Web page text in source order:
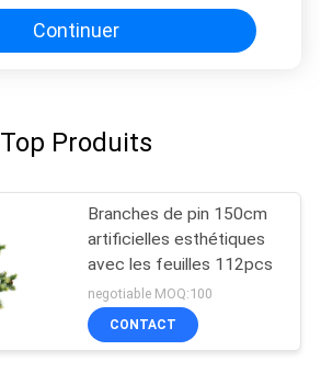
Continuer
Top Produits
Branches de pin 150cm
artificielles esthétiques
avec les feuilles 112pcs
negotiable MOQ:100
CONTACT